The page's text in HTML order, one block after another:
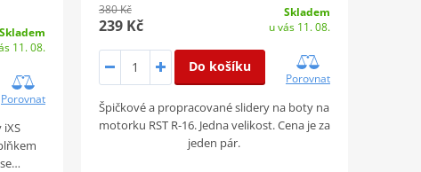
Skladem
11. 08.
Porovnat
380 Kč
239 Kč
Skladem
u vás 11. 08.
Do košíku
Porovnat
Špičkové a propracované slidery na boty na
motorku RST R-16. Jedna velikost. Cena je za
jeden pár.